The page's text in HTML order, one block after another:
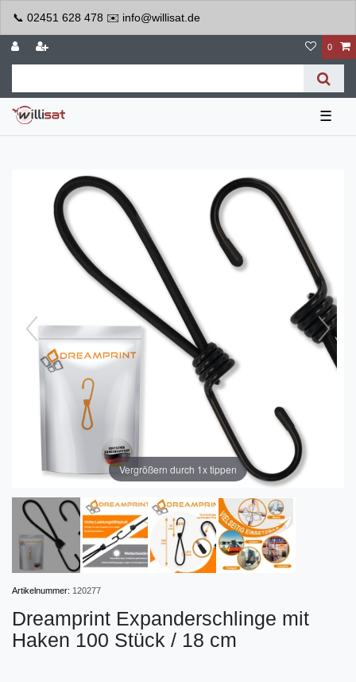
📞 02451 628 478 ✉️ info@willisat.de
0
☰
Vergrößern durch 1x tippen
Artikelnummer: 120277
Dreamprint Expanderschlinge mit
Haken 100 Stück / 18 cm